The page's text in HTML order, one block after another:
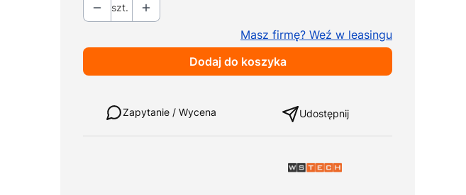
szt.
Masz firmę? Weź w leasingu
Dodaj do koszyka
Zapytanie / Wycena Udostępnij